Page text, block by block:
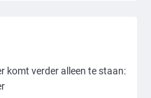
van regisseur Rob
komt verder alleen te staan: